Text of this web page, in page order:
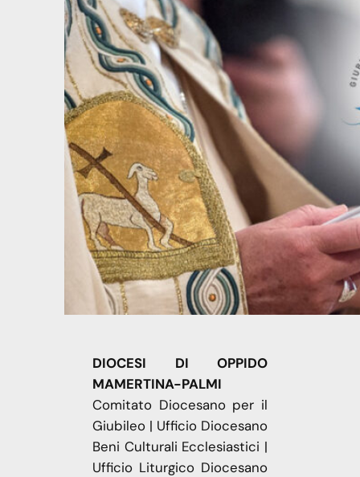
DIOCESI DI OPPIDO
MAMERTINA-PALMI
Comitato Diocesano per il
Giubileo | Ufficio Diocesano
Beni Culturali Ecclesiastici |
Ufficio Liturgico Diocesano